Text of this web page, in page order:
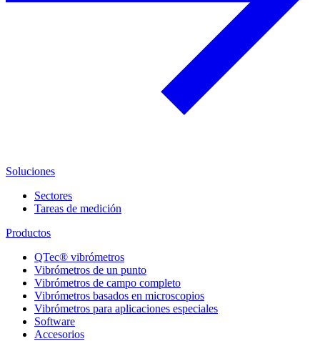
Soluciones
Sectores
Tareas de medición
Productos
QTec® vibrómetros
Vibrómetros de un punto
Vibrómetros de campo completo
Vibrómetros basados en microscopios
Vibrómetros para aplicaciones especiales
Software
Accesorios